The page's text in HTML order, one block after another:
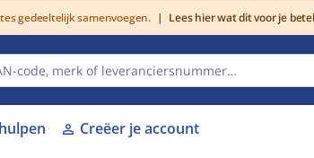
gedeeltelijk samenvoegen. | Lees hier wat dit voor je
person Creëer je account